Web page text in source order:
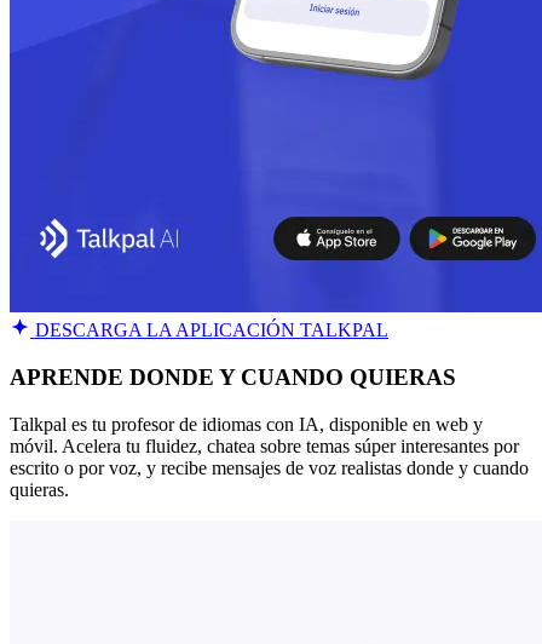
DESCARGA LA APLICACIÓN TALKPAL
APRENDE DONDE Y CUANDO QUIERAS
Talkpal es tu profesor de idiomas con IA, disponible en web y
móvil. Acelera tu fluidez, chatea sobre temas súper interesantes por
escrito o por voz, y recibe mensajes de voz realistas donde y cuando
quieras.